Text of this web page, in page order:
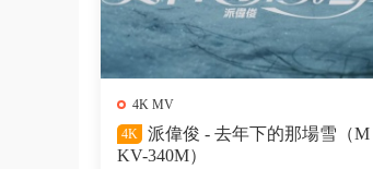
4K MV
4K
派偉俊 - 去年下的那場雪（M
KV-340M）